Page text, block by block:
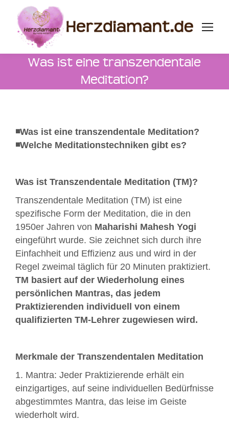
Was ist eine transzendentale
Meditation?
◾️Was ist eine transzendentale Meditation?
◾️Welche Meditationstechniken gibt es?
Was ist Transzendentale Meditation (TM)?
Transzendentale Meditation (TM) ist eine
spezifische Form der Meditation, die in den
1950er Jahren von Maharishi Mahesh Yogi
eingeführt wurde. Sie zeichnet sich durch ihre
Einfachheit und Effizienz aus und wird in der
Regel zweimal täglich für 20 Minuten praktiziert.
TM basiert auf der Wiederholung eines
persönlichen Mantras, das jedem
Praktizierenden individuell von einem
qualifizierten TM-Lehrer zugewiesen wird.
Merkmale der Transzendentalen Meditation
1. Mantra: Jeder Praktizierende erhält ein
einzigartiges, auf seine individuellen Bedürfnisse
abgestimmtes Mantra, das leise im Geiste
wiederholt wird.